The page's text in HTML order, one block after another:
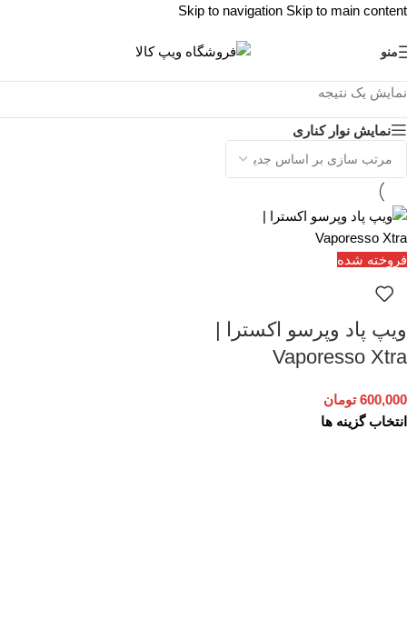
Skip to navigation Skip to main content
منو
نمایش یک نتیجه
نمایش نوار کناری
فروخته شده
ویپ پاد وپرسو اکسترا |
Vaporesso Xtra
600,000 تومان
انتخاب گزینه ها